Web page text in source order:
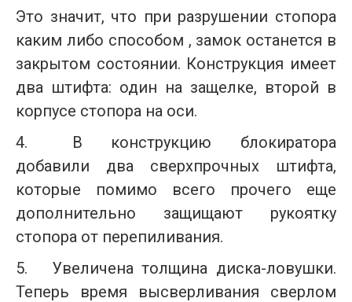
Это значит, что при разрушении стопора
каким либо способом , замок останется в
закрытом состоянии. Конструкция имеет
два штифта: один на защелке, второй в
корпусе стопора на оси.
4.
В конструкцию блокиратора
добавили два сверхпрочных штифта,
которые помимо всего прочего еще
дополнительно защищают рукоятку
стопора от перепиливания.
5.
Увеличена толщина диска-ловушки.
Теперь время высверливания сверлом